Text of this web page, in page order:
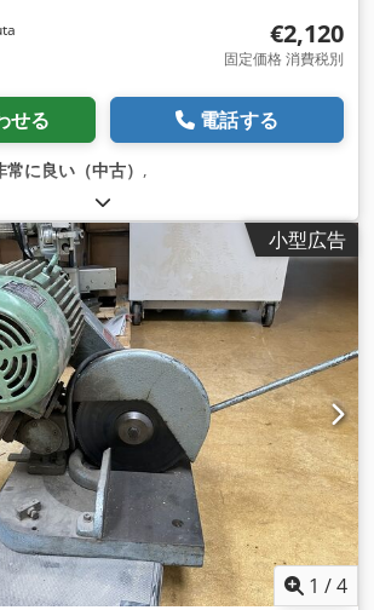
€2,120
固定価格 消費税別
せる 電話する
常に良い（中古） ,
小型広告
1 /4